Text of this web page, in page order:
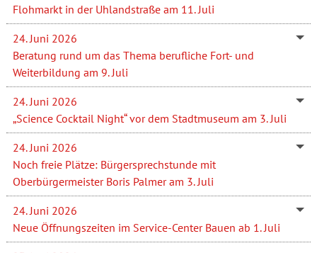
Flohmarkt in der Uhlandstraße am 11. Juli
24. Juni 2026
Beratung rund um das Thema berufliche Fort- und
Weiterbildung am 9. Juli
24. Juni 2026
„Science Cocktail Night“ vor dem Stadtmuseum am 3. Juli
24. Juni 2026
Noch freie Plätze: Bürgersprechstunde mit
Oberbürgermeister Boris Palmer am 3. Juli
24. Juni 2026
Neue Öffnungszeiten im Service-Center Bauen ab 1. Juli